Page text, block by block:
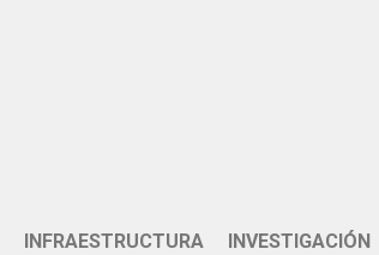
INFRAESTRUCTURA INVESTIGACIÓN